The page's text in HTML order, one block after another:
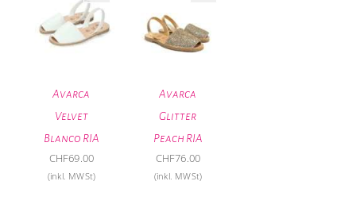
Avarca
Velvet
Blanco RIA
CHF69.00
(inkl. MWSt)
Avarca
Glitter
Peach RIA
CHF76.00
(inkl. MWSt)